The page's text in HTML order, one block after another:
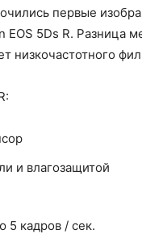
первые
5Ds R. Разница
низкочастотного
и влагозащитой
5 кадров / сек.